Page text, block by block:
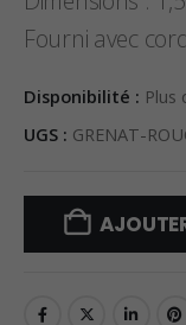
Fourni avec
Disponibilité : Plus
UGS : GRENAT-